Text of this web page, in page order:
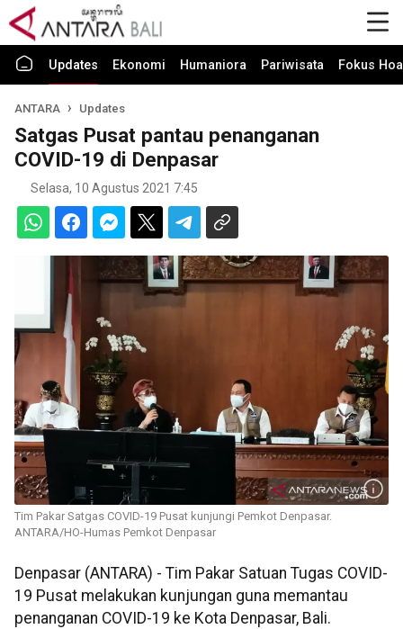
Updates Ekonomi Humaniora Pariwisata Fokus
ANTARA Updates
Satgas Pusat pantau penanganan
COVID-19 di Denpasar
Selasa, 10 Agustus 2021 7:45
Tim Pakar Satgas COVID-19 Pusat kunjungi Pemkot Denpasar.
ANTARA/HO-Humas Pemkot Denpasar
Denpasar (ANTARA) - Tim Pakar Satuan Tugas COVID-
19 Pusat melakukan kunjungan guna memantau
penanganan COVID-19 ke Kota Denpasar, Bali.